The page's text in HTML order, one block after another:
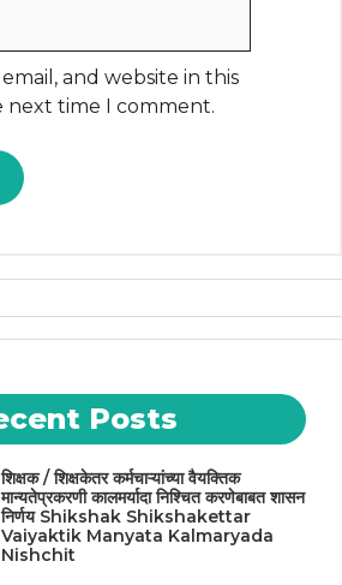
and website in this
next time I comment.
Posts
शिक्षक / शिक्षकेतर कर्मचाऱ्यांच्या वैयक्तिक
मान्यतेप्रकरणी कालमर्यादा निश्चित करणेबाबत शासन
निर्णय Shikshak Shikshakettar
Vaiyaktik Manyata Kalmaryada
Nishchit